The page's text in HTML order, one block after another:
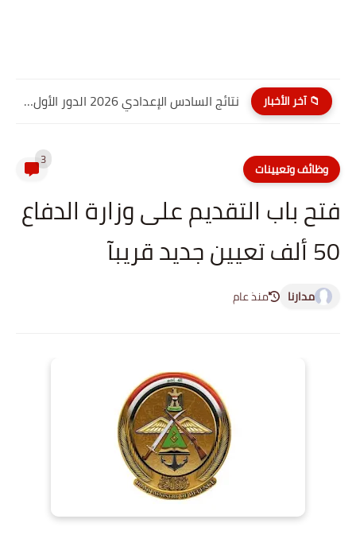
📁 آخر الأخبار نتائج السادس الإعدادي 2026 الدور الأول PDF الديوانية | موقع...
وظائف وتعيينات 3
فتح باب التقديم على وزارة الدفاع
50 ألف تعيين جديد قريبآ
مدارنا منذ عام